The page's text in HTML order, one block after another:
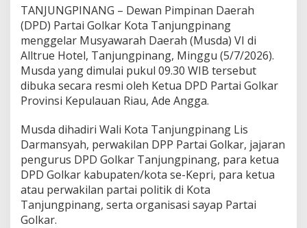
i
U
a
n
g
M
i
t
a
M
u
s
d
a
TANJUNGPINANG – Dewan Pimpinan Daerah
(DPD) Partai Golkar Kota Tanjungpinang
menggelar Musyawarah Daerah (Musda) VI di
Alltrue Hotel, Tanjungpinang, Minggu (5/7/2026).
Musda yang dimulai pukul 09.30 WIB tersebut
dibuka secara resmi oleh Ketua DPD Partai Golkar
Provinsi Kepulauan Riau, Ade Angga.
Musda dihadiri Wali Kota Tanjungpinang Lis
Darmansyah, perwakilan DPP Partai Golkar, jajaran
pengurus DPD Golkar Tanjungpinang, para ketua
DPD Golkar kabupaten/kota se-Kepri, para ketua
atau perwakilan partai politik di Kota
Tanjungpinang, serta organisasi sayap Partai
Golkar.